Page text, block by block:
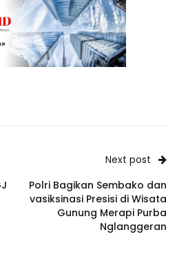
Next post
Polri Bagikan Sembako dan
vasiksinasi Presisi di Wisata
Gunung Merapi Purba
Nglanggeran